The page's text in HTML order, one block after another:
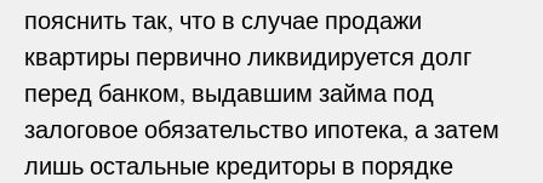
пояснить так, что в случае продажи
квартиры первично ликвидируется долг
перед банком, выдавшим займа под
залоговое обязательство ипотека, а затем
лишь остальные кредиторы в порядке